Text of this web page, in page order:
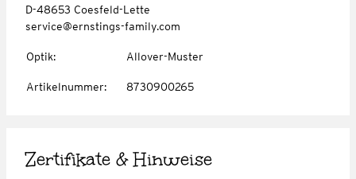
D-48653 Coesfeld-Lette
service@ernstings-family.com
Optik: Allover-Muster
Artikelnummer: 8730900265
Zertifikate & Hinweise